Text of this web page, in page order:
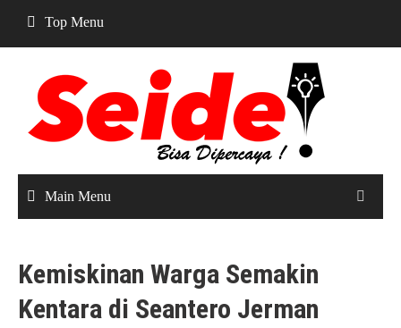
content
Top Menu
Main Menu
Kemiskinan Warga Semakin
Kentara di Seantero Jerman